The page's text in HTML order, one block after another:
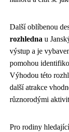
Další oblíbenou
rozhledna u
výstup a je
pomohou
Výhodou této
další atrakce
různorodými
Pro rodiny